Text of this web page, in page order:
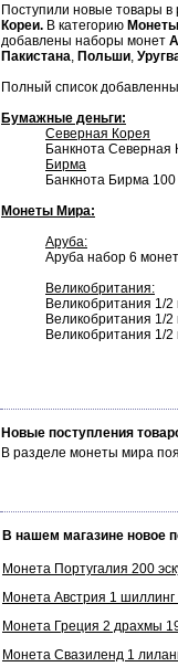
Поступили новые товары в
Кореи. В категорию
добавлены наборы монет
Пакистана, Польши,
Полный список
Бумажные деньги:
Северная Корея
Банкнота Северная
Бирма
Банкнота Бирма 100
Монеты Мира:
Аруба:
Аруба набор 6
Великобритания:
Великобритания 1/2
Великобритания 1/2
Великобритания 1/2
Новые поступления
В разделе монеты мира
В нашем магазине новое
Монета Португалия 200
Монета Австрия 1 шиллинг
Монета Греция 2 драхмы
Монета Свазиленд 1